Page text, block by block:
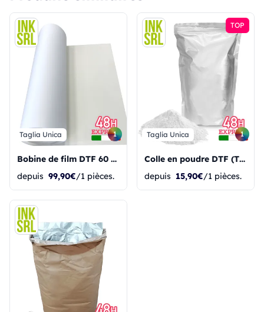
Taglia Unica 1
Bobine de film DTF 60 cm x 100 m - Film PET - PREMIUM
depuis 99,90€/1 pièces.
TOP
Taglia Unica 1
Colle en poudre DTF (TPU) 1 kg
depuis 15,90€/1 pièces.